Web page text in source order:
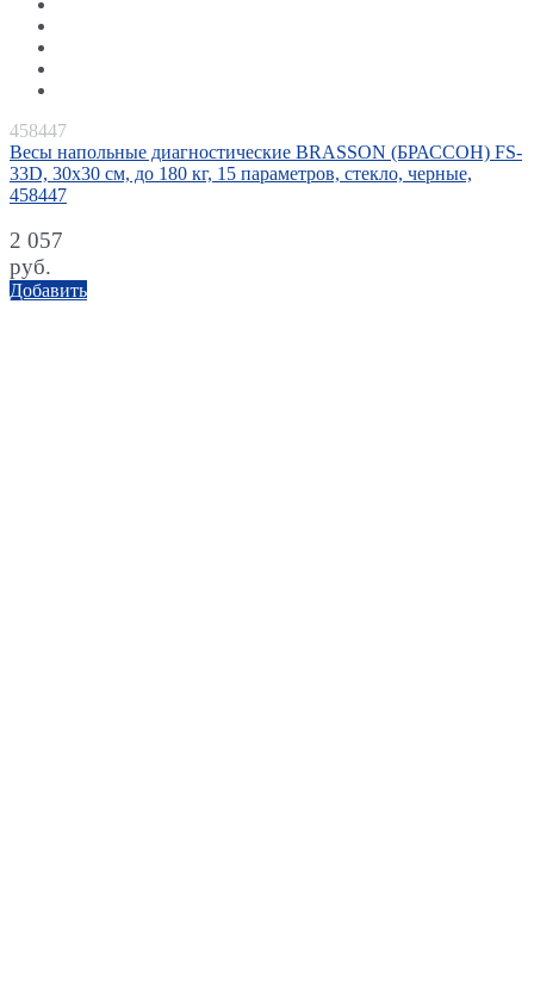
458447
Весы напольные диагностические BRASSON (БРАССОН) FS-
33D, 30x30 см, до 180 кг, 15 параметров, стекло, черные,
458447
2 057
руб.
Добавить